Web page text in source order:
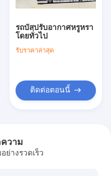
รถบัสปรับอากาศหรูหรา
โดยทั่วไป
รับราคาล่าสุด
ติดต่อตอนนี้
วาม
ย่างรวดเร็ว